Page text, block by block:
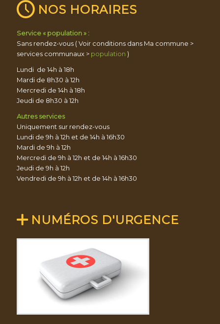
NOS HORAIRES
Service « population » :
Sans rendez-vous ( Voir conditions dans Ma commune >
services communaux > population )
Lundi de 14h à 18h
Mardi de 8h30 à 12h
Mercredi de 14h à 18h
Jeudi de 8h30 à 12h
Autres services
Uniquement sur rendez-vous
Lundi de 9h à 12h et de 14h à 16h30
Mardi de 9h à 12h
Mercredi de 9h à 12h et de 14h à 16h30
Jeudi de 9h à 12h
Vendredi de 9h à 12h et de 14h à 16h30
NUMÉROS D'URGENCE